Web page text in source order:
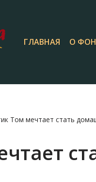
ГЛАВНАЯ О
Том мечтает стать